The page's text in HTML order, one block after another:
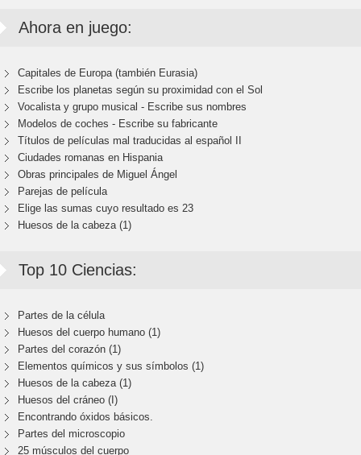
Ahora en juego:
Capitales de Europa (también Eurasia)
Escribe los planetas según su proximidad con el Sol
Vocalista y grupo musical - Escribe sus nombres
Modelos de coches - Escribe su fabricante
Títulos de películas mal traducidas al español II
Ciudades romanas en Hispania
Obras principales de Miguel Ángel
Parejas de película
Elige las sumas cuyo resultado es 23
Huesos de la cabeza (1)
Top 10 Ciencias:
Partes de la célula
Huesos del cuerpo humano (1)
Partes del corazón (1)
Elementos químicos y sus símbolos (1)
Huesos de la cabeza (1)
Huesos del cráneo (I)
Encontrando óxidos básicos.
Partes del microscopio
25 músculos del cuerpo